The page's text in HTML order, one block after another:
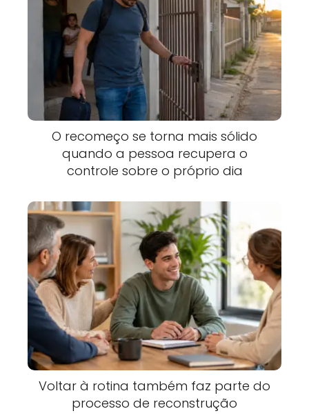
O recomeço se torna mais sólido
quando a pessoa recupera o
controle sobre o próprio dia
Voltar à rotina também faz parte do
processo de reconstrução